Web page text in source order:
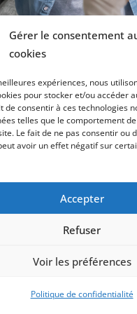
Gérer le consentement
cookies
expériences, nous
pour stocker et/ou accéder
de consentir à ces technologies
telles que le comportement
Le fait de ne pas consentir ou
avoir un effet négatif sur
Accepter
Refuser
Voir les préférences
Politique de confidentialité
d'identification des
Ressources
pour enfants
ACM| 520 Ko
© 2023 Pôle Ressource
Politique de